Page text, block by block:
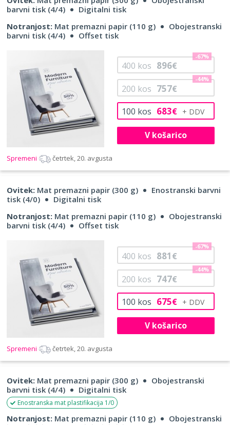
barvni tisk (4/4)
Digitalni tisk
Notranjost: Mat premazni papir (110 g)
Obojestranski
barvni tisk (4/4)
Offset tisk
100 kos 683€
200 kos 757€
-44%
400 kos 896€
-67%
V košarico
Spremeni četrtek, 20. avgusta
Ovitek: Mat premazni papir (300 g)
Enostranski barvni
tisk (4/0)
Digitalni tisk
Notranjost: Mat premazni papir (110 g)
Obojestranski
barvni tisk (4/4)
Offset tisk
100 kos 675€
200 kos 747€
-44%
400 kos 881€
-67%
V košarico
Spremeni četrtek, 20. avgusta
Ovitek: Mat premazni papir (300 g)
Obojestranski
barvni tisk (4/4)
Digitalni tisk
Enostranska mat plastifikacija 1/0
Notranjost: Mat premazni papir (110 g)
Obojestranski